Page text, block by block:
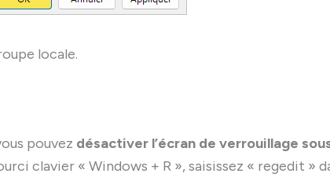
locale.
pouvez désactiver l’écran de verrouillage
clavier « Windows + R », saisissez « regedit »